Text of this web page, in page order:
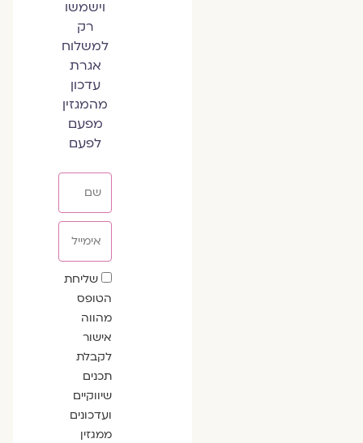
וישמשו
רק
למשלוח
אגרת
עדכון
מהמגזין
מפעם
לפעם
שדה
הסכמה
שליחת
הטופס
מהווה
אישור
לקבלת
תכנים
שיווקיים
ועדכונים
ממגזין